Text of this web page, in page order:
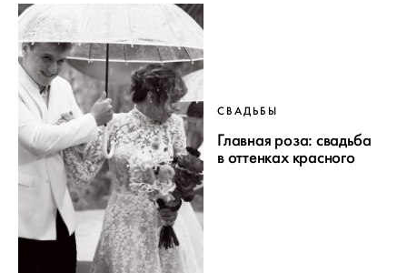
СВАДЬБЫ
Главная роза: свадьба
в оттенках красного